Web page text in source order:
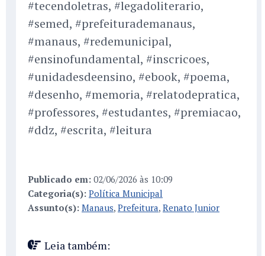
#tecendoletras, #legadoliterario,
#semed, #prefeiturademanaus,
#manaus, #redemunicipal,
#ensinofundamental, #inscricoes,
#unidadesdeensino, #ebook, #poema,
#desenho, #memoria, #relatodepratica,
#professores, #estudantes, #premiacao,
#ddz, #escrita, #leitura
Publicado em: 02/06/2026 às 10:09
Categoria(s): Política Municipal
Assunto(s): Manaus, Prefeitura, Renato Junior
Leia também: